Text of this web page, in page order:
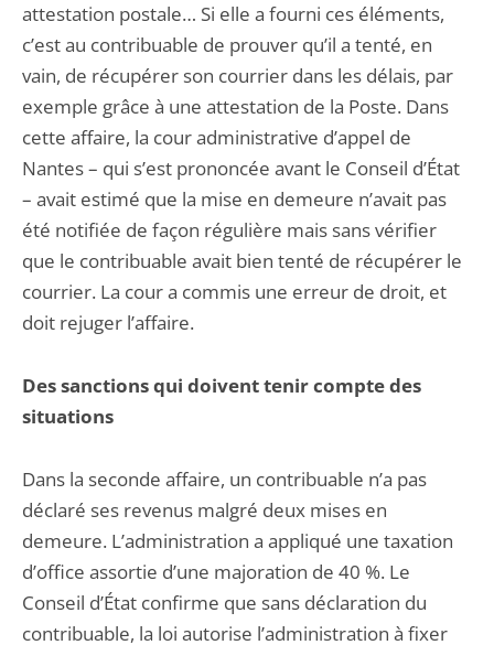
attestation postale… Si elle a fourni ces éléments,
c’est au contribuable de prouver qu’il a tenté, en
vain, de récupérer son courrier dans les délais, par
exemple grâce à une attestation de la Poste. Dans
cette affaire, la cour administrative d’appel de
Nantes – qui s’est prononcée avant le Conseil d’État
– avait estimé que la mise en demeure n’avait pas
été notifiée de façon régulière mais sans vérifier
que le contribuable avait bien tenté de récupérer le
courrier. La cour a commis une erreur de droit, et
doit rejuger l’affaire.
Des sanctions qui doivent tenir compte des
situations
Dans la seconde affaire, un contribuable n’a pas
déclaré ses revenus malgré deux mises en
demeure. L’administration a appliqué une taxation
d’office assortie d’une majoration de 40 %. Le
Conseil d’État confirme que sans déclaration du
contribuable, la loi autorise l’administration à fixer